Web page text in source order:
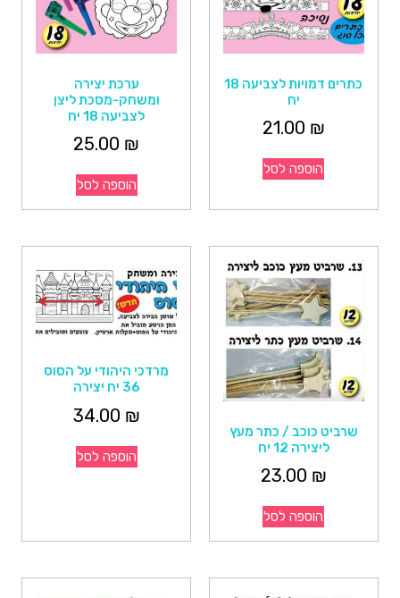
כתרים דמויות לצביעה 18
יח
21.00 ₪
הוספה לסל
ערכת יצירה
ומשחק-מסכת ליצן
לצביעה 18 יח
25.00 ₪
הוספה לסל
שרביט כוכב / כתר מעץ
ליצירה 12 יח
23.00 ₪
הוספה לסל
מרדכי היהודי על הסוס
36 יח יצירה
34.00 ₪
הוספה לסל